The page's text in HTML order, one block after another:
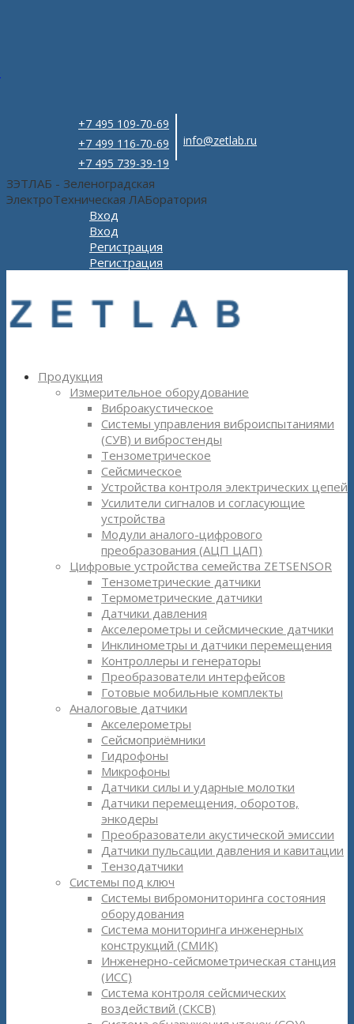
+7 495 109-70-69
+7 499 116-70-69
+7 495 739-39-19
info@zetlab.ru
ЗЭТЛАБ - Зеленоградская
ЭлектроТехническая ЛАБоратория
Вход
Вход
Регистрация
Регистрация
Продукция
Измерительное оборудование
Виброакустическое
Системы управления виброиспытаниями
(СУВ) и вибростенды
Тензометрическое
Сейсмическое
Устройства контроля электрических цепей
Усилители сигналов и согласующие
устройства
Модули аналого-цифрового
преобразования (АЦП ЦАП)
Цифровые устройства семейства ZETSENSOR
Тензометрические датчики
Термометрические датчики
Датчики давления
Акселерометры и сейсмические датчики
Инклинометры и датчики перемещения
Контроллеры и генераторы
Преобразователи интерфейсов
Готовые мобильные комплекты
Аналоговые датчики
Акселерометры
Сейсмоприёмники
Гидрофоны
Микрофоны
Датчики силы и ударные молотки
Датчики перемещения, оборотов,
энкодеры
Преобразователи акустической эмиссии
Датчики пульсации давления и кавитации
Тензодатчики
Системы под ключ
Системы вибромониторинга состояния
оборудования
Система мониторинга инженерных
конструкций (СМИК)
Инженерно-сейсмометрическая станция
(ИСС)
Система контроля сейсмических
воздействий (СКСВ)